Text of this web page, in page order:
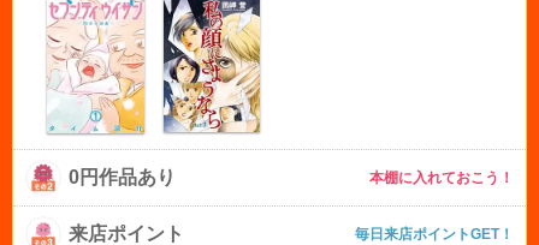
0円作品あり 本棚に入れておこう！
来店ポイント 毎日来店ポイントGET！